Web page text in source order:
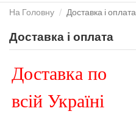
На Головну Доставка і оплата
Доставка і оплата
Доставка по
всій Україні